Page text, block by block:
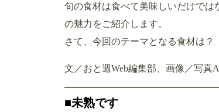
旬の食材は食べて美味しいだけで
の魅力をご紹介します。
さて、今回のテーマとなる食材は？
文／おと週Web編集部、画像／写真
■未熟です